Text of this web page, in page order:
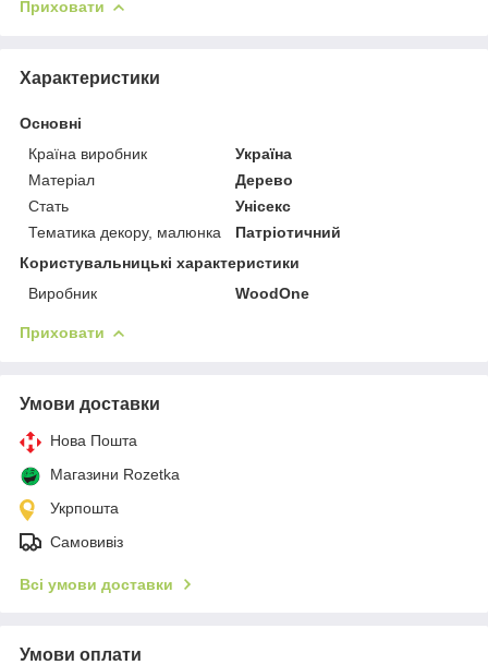
Приховати
Характеристики
Основні
Країна виробник
Україна
Матеріал
Дерево
Стать
Унісекс
Тематика декору, малюнка
Патріотичний
Користувальницькі характеристики
Виробник
WoodOne
Приховати
Умови доставки
Нова Пошта
Магазини Rozetka
Укрпошта
Самовивіз
Всі умови доставки
Умови оплати